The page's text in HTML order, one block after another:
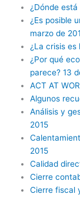
¿Dónde
¿Es posible
marzo de
¿La crisis es
¿Por qué
parece? 13
ACT AT
Algunos
Análisis y
2015
2015
Calidad
Cierre
Cierre fiscal